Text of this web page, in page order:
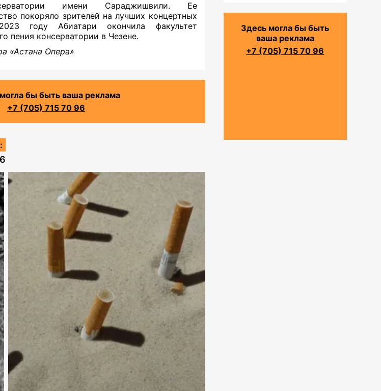
имени Сараджишвили. Ее
покоряло зрителей на лучших концертных
году Абиатари окончила факультет
пения консерватории в Чезене.
«Астана Опера»
бы быть ваша реклама
+7 (705) 715 70 96
Здесь могла бы быть
ваша реклама
+7 (705) 715 70 96